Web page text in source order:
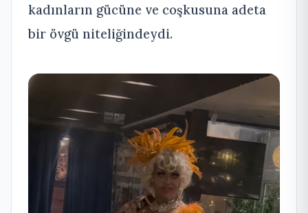
kadınların gücüne ve coşkusuna adeta
bir övgü niteliğindeydi.